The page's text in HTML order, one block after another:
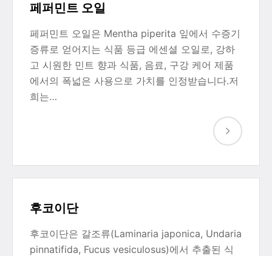
페퍼민트 오일
페퍼민트 오일은 Mentha piperita 잎에서 수증기
증류로 얻어지는 식품 등급 에센셜 오일로, 강하
고 시원한 민트 향과 식품, 음료, 구강 케어 제품
에서의 폭넓은 사용으로 가치를 인정받습니다.저
희는…
후코이단
후코이단은 갈조류(Laminaria japonica, Undaria
pinnatifida, Fucus vesiculosus)에서 추출된 식